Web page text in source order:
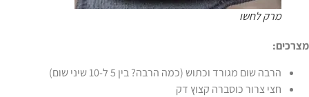
מרק לחשו
מצרכים:
הרבה שום מגורד וכתוש (כמה הרבה? בין 5 ל-10 שיני שום)
חצי צרור כוסברה קצוץ דק